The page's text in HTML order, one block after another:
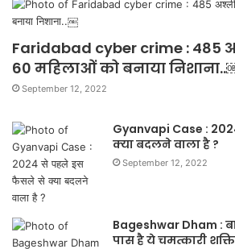
Faridabad cyber crime : 485
60 महिलाओं को बनाया
September 12, 2022
Gyanvapi Case :
क्या बदलने वाला है ?
September 12, 2022
Bageshwar Dham :
पास है ये चमत्कारी